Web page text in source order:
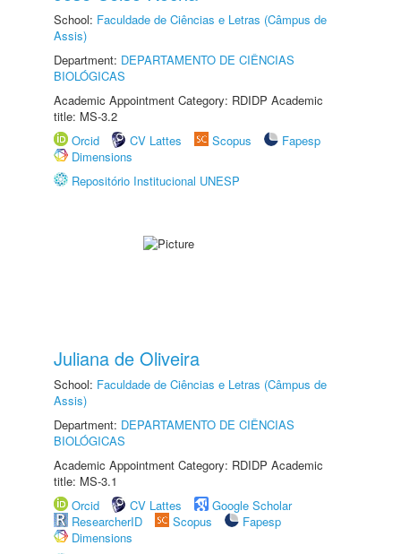
School: Faculdade de Ciências e Letras (Câmpus de
Assis)
Department: DEPARTAMENTO DE CIÊNCIAS
BIOLÓGICAS
Academic Appointment Category: RDIDP Academic
title: MS-3.2
Orcid
CV Lattes Scopus
Fapesp
Dimensions
Repositório Institucional UNESP
Juliana de Oliveira
School: Faculdade de Ciências e Letras (Câmpus de
Assis)
Department: DEPARTAMENTO DE CIÊNCIAS
BIOLÓGICAS
Academic Appointment Category: RDIDP Academic
title: MS-3.1
Orcid
CV Lattes
Google Scholar
ResearcherID
Scopus
Fapesp
Dimensions